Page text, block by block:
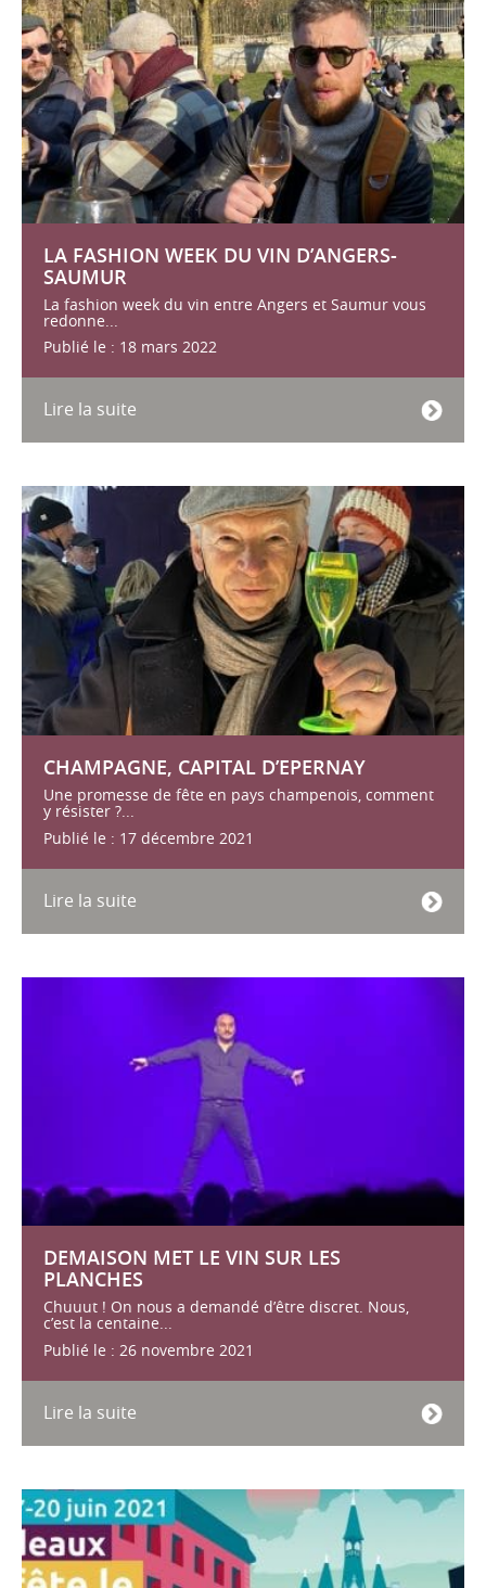
LA FASHION WEEK DU VIN D’ANGERS-
SAUMUR
La fashion week du vin entre Angers et Saumur vous
redonne...
Publié le : 18 mars 2022
Lire la suite
CHAMPAGNE, CAPITAL D’EPERNAY
Une promesse de fête en pays champenois, comment
y résister ?...
Publié le : 17 décembre 2021
Lire la suite
DEMAISON MET LE VIN SUR LES
PLANCHES
Chuuut ! On nous a demandé d’être discret. Nous,
c’est la centaine...
Publié le : 26 novembre 2021
Lire la suite